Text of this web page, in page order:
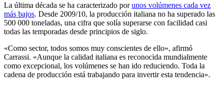
La última década se ha caracterizado porunos volúmenes cada vez
más bajos. Desde 2009/10, la producción italiana no ha superado las
500 000 toneladas, una cifra que solía superarse con facilidad casi
todas las temporadas desde principios de siglo.
«Como sector, todos somos muy conscientes de ello», afirmó
Carrassi. «Aunque la calidad italiana es reconocida mundialmente
como excepcional, los volúmenes se han ido reduciendo. Toda la
cadena de producción está trabajando para invertir esta tendencia».